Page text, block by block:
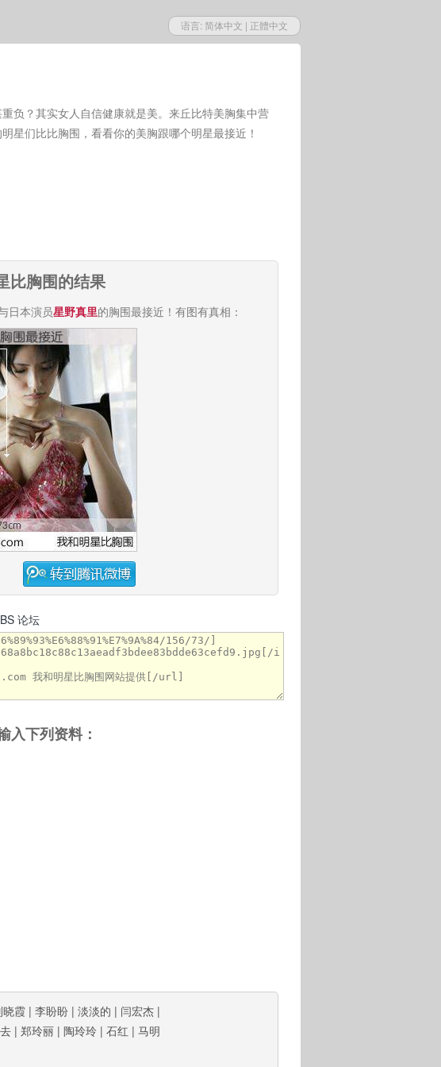
语言: 简体中文 | 正體中文
负？其实女人自信健康就是美。来丘比特美胸集中营
星们比比胸围，看看你的美胸跟哪个明星最接近！
比胸围的结果
日本演员星野真里的胸围最接近！有图有真相：
论坛
入下列资料：
晓霞 | 李盼盼 | 淡淡的 | 闫宏杰 |
| 郑玲丽 | 陶玲玲 | 石红 | 马明